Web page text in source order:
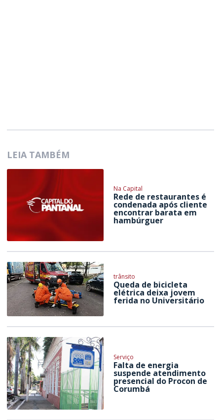
LEIA TAMBÉM
Na Capital
Rede de restaurantes é
condenada após cliente
encontrar barata em
hambúrguer
trânsito
Queda de bicicleta
elétrica deixa jovem
ferida no Universitário
Serviço
Falta de energia
suspende atendimento
presencial do Procon de
Corumbá